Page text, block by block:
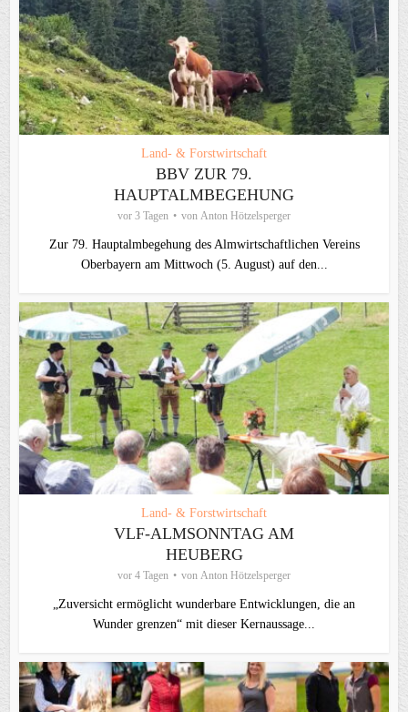
Land- & Forstwirtschaft
BBV ZUR 79.
HAUPTALMBEGEHUNG
vor 3 Tagen von Anton Hötzelsperger
Zur 79. Hauptalmbegehung des Almwirtschaftlichen Vereins
Oberbayern am Mittwoch (5. August) auf den...
Land- & Forstwirtschaft
VLF-ALMSONNTAG AM
HEUBERG
vor 4 Tagen von Anton Hötzelsperger
„Zuversicht ermöglicht wunderbare Entwicklungen, die an
Wunder grenzen“ mit dieser Kernaussage...